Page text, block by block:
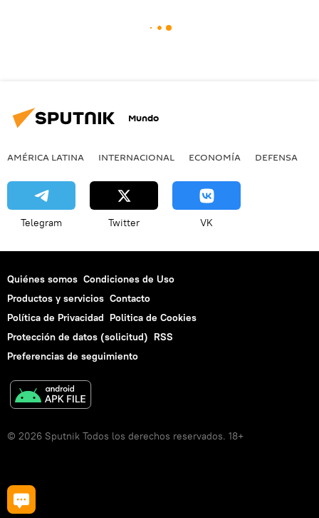
Mundo
AMÉRICA LATINA INTERNACIONAL ECONOMÍA DEFENSA
Telegram Twitter VK
Quiénes somos Condiciones de Uso
Productos y servicios Contacto
Política de Privacidad Politica de Cookies
Protección de datos (solicitud) RSS
Preferencias de seguimiento
© 2026 Sputnik Todos los derechos reservados. 18+